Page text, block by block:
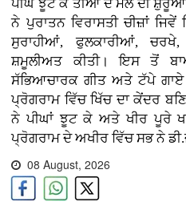
ਪੀਂਘ ਝੂਟ ਕੇ ਤੀਆਂ ਦੇ ਮੇਲੇ ਦੀ
ਨੇ ਪੁਰਾਤਨ ਵਿਰਾਸਤੀ ਚੀਜ਼ਾਂ
ਸੁਰਾਹੀਆਂ, ਫੁਲਕਾਰੀਆਂ,
ਸ਼ਮੂਲੀਅਤ ਕੀਤੀ। ਇਸ ਤੋਂ
ਸੱਭਿਆਚਾਰਕ ਗੀਤ ਅਤੇ ਟੱਪੇ
ਪ੍ਰੋਗਰਾਮ ਵਿੱਚ ਖਿੱਚ ਦਾ ਕੇਂਦਰ
ਨੇ ਪੀਘਾਂ ਝੂਟ ਕੇ ਅਤੇ ਖੀਰ ਪੂਰੇ
ਪ੍ਰੋਗਰਾਮ ਦੇ ਅਖੀਰ ਵਿੱਚ ਸਭ ਨੇ
08 August, 2026